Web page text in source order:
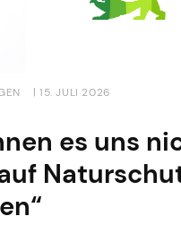
| 15. JULI 2026
es uns